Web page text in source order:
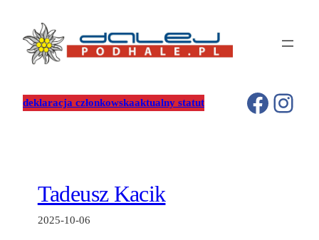
treści
deklaracja członkowskaaktualny statut
Tadeusz Kacik
2025-10-06